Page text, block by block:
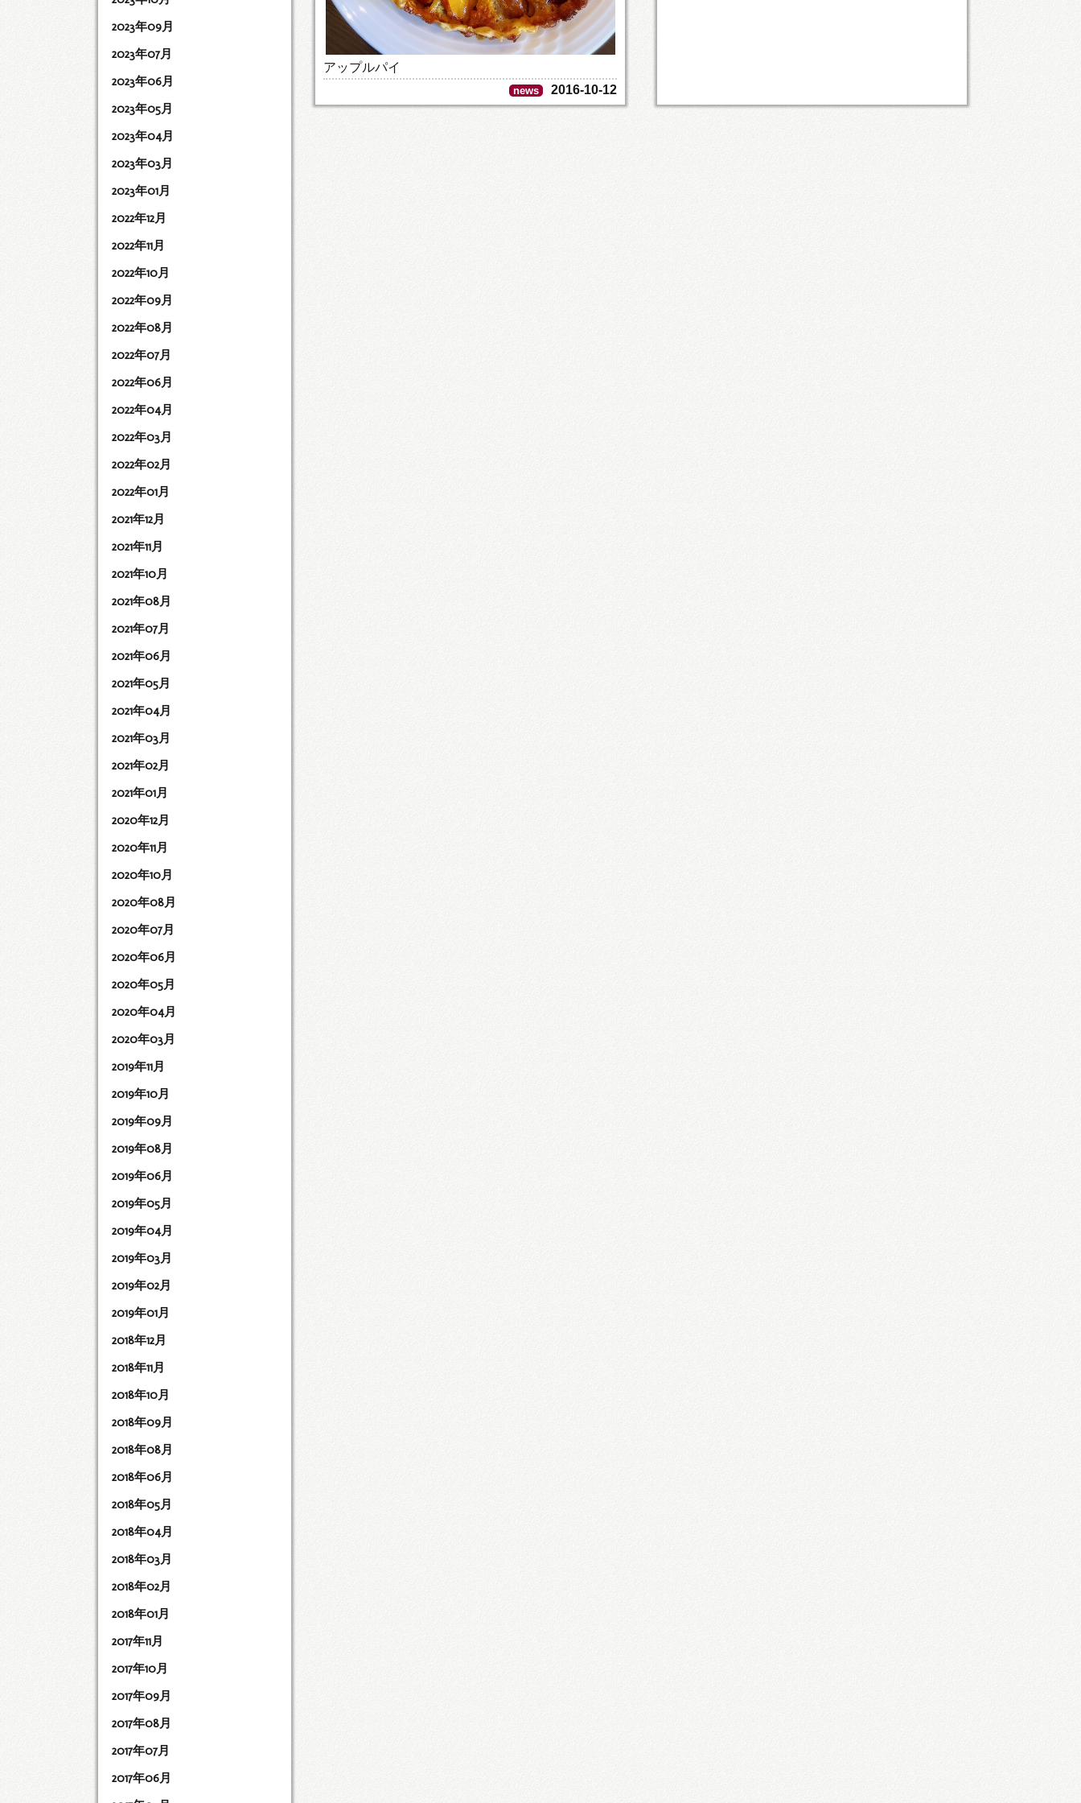
アップルパイ
news 2016-10-12
2023年09月
2023年07月
2023年06月
2023年05月
2023年04月
2023年03月
2023年01月
2022年12月
2022年11月
2022年10月
2022年09月
2022年08月
2022年07月
2022年06月
2022年04月
2022年03月
2022年02月
2022年01月
2021年12月
2021年11月
2021年10月
2021年08月
2021年07月
2021年06月
2021年05月
2021年04月
2021年03月
2021年02月
2021年01月
2020年12月
2020年11月
2020年10月
2020年08月
2020年07月
2020年06月
2020年05月
2020年04月
2020年03月
2019年11月
2019年10月
2019年09月
2019年08月
2019年06月
2019年05月
2019年04月
2019年03月
2019年02月
2019年01月
2018年12月
2018年11月
2018年10月
2018年09月
2018年08月
2018年06月
2018年05月
2018年04月
2018年03月
2018年02月
2018年01月
2017年11月
2017年10月
2017年09月
2017年08月
2017年07月
2017年06月